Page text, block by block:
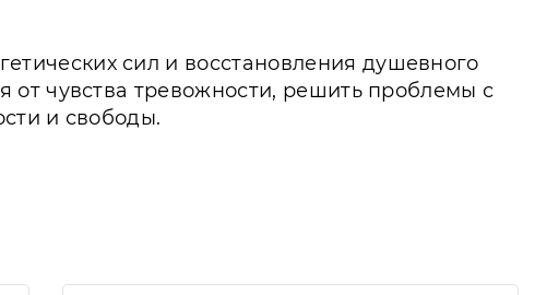
сил и восстановления душевного
от чувства тревожности, решить проблемы с
и свободы.